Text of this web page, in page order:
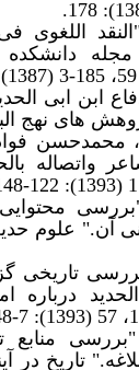
مجله
ابن ابی
های نهج
محمدحسن
واتصاله
آن." علوم
"بررسی
الحدید
"بررسی منابع